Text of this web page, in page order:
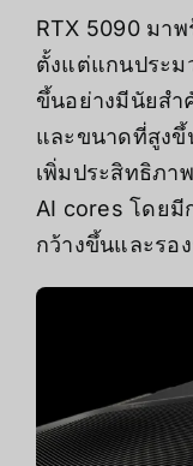
RTX 5090 มา
ตั้งแต่แกนประม
ขึ้นอย่างมีนัยสำ
และขนาดที่สูงขึ้
เพิ่มประสิทธิภา
AI cores โดยมี
กว้างขึ้นและรอ